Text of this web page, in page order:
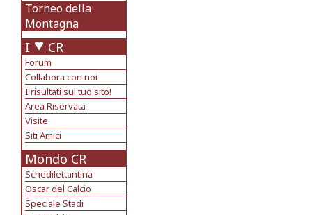
Torneo della
Montagna
I CR
Forum
Collabora con noi
I risultati sul tuo sito!
Area Riservata
Visite
Siti Amici
Mondo CR
Schedilettantina
Oscar del Calcio
Speciale Stadi